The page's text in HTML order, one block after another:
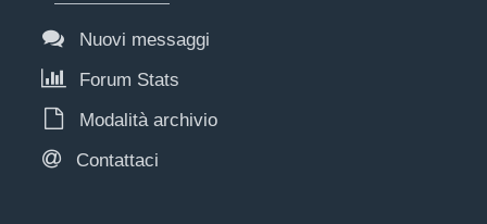
Nuovi messaggi
Forum Stats
Modalità archivio
Contattaci